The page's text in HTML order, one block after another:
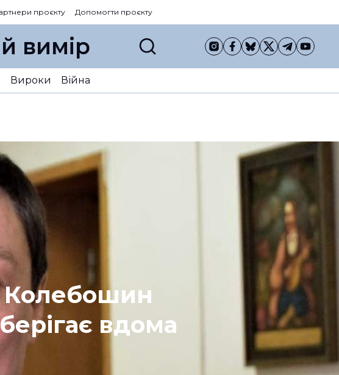
проєкту Допомогти проєкту
вимір
Вироки Війна
Колебошин
вдома